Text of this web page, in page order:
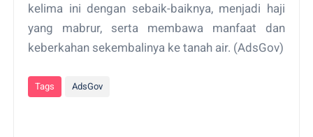
kelima ini dengan sebaik-baiknya, menjadi haji
yang mabrur, serta membawa manfaat dan
keberkahan sekembalinya ke tanah air. (AdsGov)
Tags AdsGov